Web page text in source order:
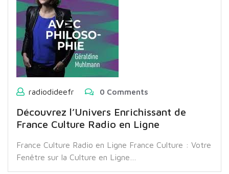
radiodideefr 0 Comments
Découvrez l’Univers Enrichissant de
France Culture Radio en Ligne
France Culture Radio en Ligne France Culture : Votre
Fenêtre sur la Culture en Ligne…